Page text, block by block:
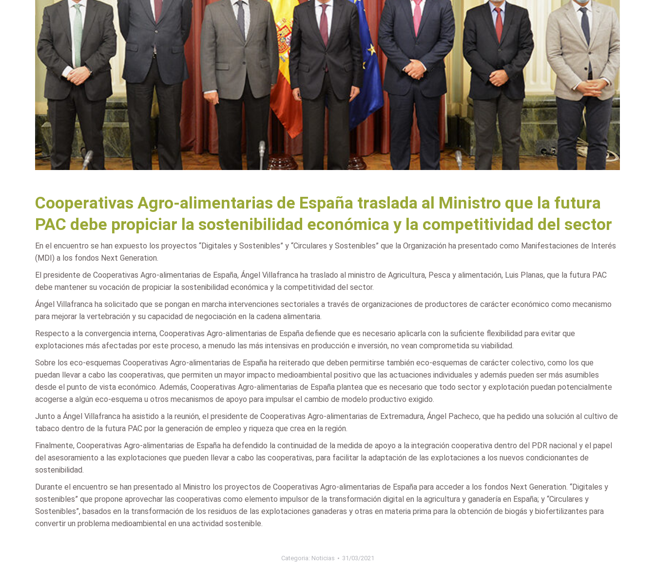
Cooperativas Agro-alimentarias de España traslada al Ministro que la futura
PAC debe propiciar la sostenibilidad económica y la competitividad del sector
En el encuentro se han expuesto los proyectos “Digitales y Sostenibles” y “Circulares y Sostenibles” que la Organización ha presentado como Manifestaciones de Interés
(MDI) a los fondos Next Generation.
El presidente de Cooperativas Agro-alimentarias de España, Ángel Villafranca ha traslado al ministro de Agricultura, Pesca y alimentación, Luis Planas, que la futura PAC
debe mantener su vocación de propiciar la sostenibilidad económica y la competitividad del sector.
Ángel Villafranca ha solicitado que se pongan en marcha intervenciones sectoriales a través de organizaciones de productores de carácter económico como mecanismo
para mejorar la vertebración y su capacidad de negociación en la cadena alimentaria.
Respecto a la convergencia interna, Cooperativas Agro-alimentarias de España defiende que es necesario aplicarla con la suficiente flexibilidad para evitar que
explotaciones más afectadas por este proceso, a menudo las más intensivas en producción e inversión, no vean comprometida su viabilidad.
Sobre los eco-esquemas Cooperativas Agro-alimentarias de España ha reiterado que deben permitirse también eco-esquemas de carácter colectivo, como los que
puedan llevar a cabo las cooperativas, que permiten un mayor impacto medioambiental positivo que las actuaciones individuales y además pueden ser más asumibles
desde el punto de vista económico. Además, Cooperativas Agro-alimentarias de España plantea que es necesario que todo sector y explotación puedan potencialmente
acogerse a algún eco-esquema u otros mecanismos de apoyo para impulsar el cambio de modelo productivo exigido.
Junto a Ángel Villafranca ha asistido a la reunión, el presidente de Cooperativas Agro-alimentarias de Extremadura, Ángel Pacheco, que ha pedido una solución al cultivo de
tabaco dentro de la futura PAC por la generación de empleo y riqueza que crea en la región.
Finalmente, Cooperativas Agro-alimentarias de España ha defendido la continuidad de la medida de apoyo a la integración cooperativa dentro del PDR nacional y el papel
del asesoramiento a las explotaciones que pueden llevar a cabo las cooperativas, para facilitar la adaptación de las explotaciones a los nuevos condicionantes de
sostenibilidad.
Durante el encuentro se han presentado al Ministro los proyectos de Cooperativas Agro-alimentarias de España para acceder a los fondos Next Generation. “Digitales y
sostenibles” que propone aprovechar las cooperativas como elemento impulsor de la transformación digital en la agricultura y ganadería en España; y “Circulares y
Sostenibles”, basados en la transformación de los residuos de las explotaciones ganaderas y otras en materia prima para la obtención de biogás y biofertilizantes para
convertir un problema medioambiental en una actividad sostenible.
Categoria: Noticias 31/03/2021